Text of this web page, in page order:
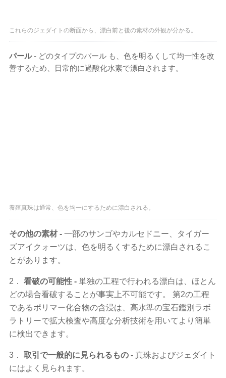
これらのジェダイトの断面から、漂白前と後の素材の外観が分かる。
パール- どのタイプのパール も、色を明るくして均一性を改
善するため、日常的に過酸化水素で漂白されます。
養殖真珠は通常、色を均一にするために漂白される。
その他の素材 - 一部のサンゴやカルセドニー、タイガー
ズアイクォーツは、色を明るくするために漂白されるこ
とがあります。
2． 看破の可能性 - 単独の工程で行われる漂白は、ほとん
どの場合看破することが事実上不可能です。 第2の工程
であるポリマー化合物の含浸は、高水準の宝石鑑別ラボ
ラトリーで拡大検査や高度な分析技術を用いてより簡単
に検出できます。
3． 取引で一般的に見られるもの - 真珠およびジェダイト
にはよく見られます。